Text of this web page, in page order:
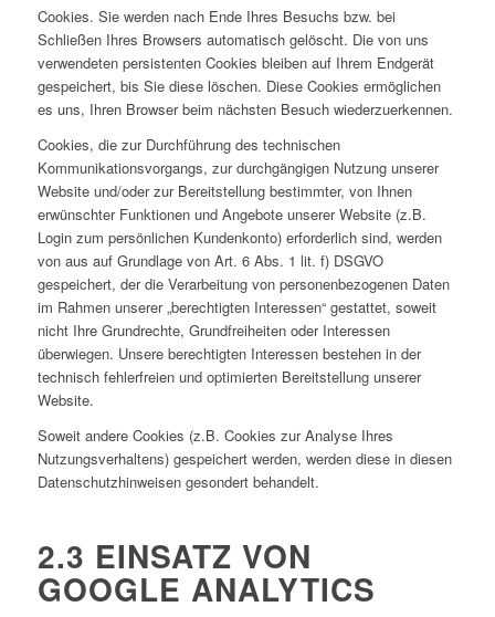
Cookies. Sie werden nach Ende Ihres Besuchs bzw. bei
Schließen Ihres Browsers automatisch gelöscht. Die von uns
verwendeten persistenten Cookies bleiben auf Ihrem Endgerät
gespeichert, bis Sie diese löschen. Diese Cookies ermöglichen
es uns, Ihren Browser beim nächsten Besuch wiederzuerkennen.
Cookies, die zur Durchführung des technischen
Kommunikationsvorgangs, zur durchgängigen Nutzung unserer
Website und/oder zur Bereitstellung bestimmter, von Ihnen
erwünschter Funktionen und Angebote unserer Website (z.B.
Login zum persönlichen Kundenkonto) erforderlich sind, werden
von aus auf Grundlage von Art. 6 Abs. 1 lit. f) DSGVO
gespeichert, der die Verarbeitung von personenbezogenen Daten
im Rahmen unserer „berechtigten Interessen“ gestattet, soweit
nicht Ihre Grundrechte, Grundfreiheiten oder Interessen
überwiegen. Unsere berechtigten Interessen bestehen in der
technisch fehlerfreien und optimierten Bereitstellung unserer
Website.
Soweit andere Cookies (z.B. Cookies zur Analyse Ihres
Nutzungsverhaltens) gespeichert werden, werden diese in diesen
Datenschutzhinweisen gesondert behandelt.
2.3 EINSATZ VON
GOOGLE ANALYTICS